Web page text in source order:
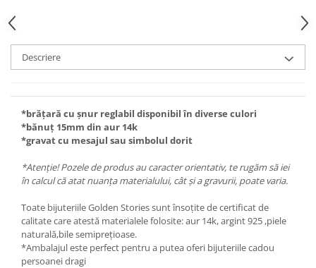
Descriere
*brățară cu șnur reglabil disponibil în diverse culori
*bănuț 15mm din aur 14k
*gravat cu mesajul sau simbolul dorit
*Atenție! Pozele de produs au caracter orientativ, te rugăm să iei
în calcul că atat nuanța materialului, cât și a gravurii, poate varia.
Toate bijuteriile Golden Stories sunt însoțite de certificat de
calitate care atestă materialele folosite: aur 14k, argint 925 ,piele
naturală,bile semiprețioase.
*Ambalajul este perfect pentru a putea oferi bijuteriile cadou
persoanei dragi